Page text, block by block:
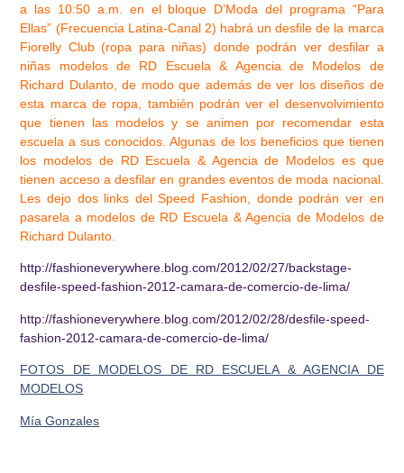
a las 10:50 a.m. en el bloque D’Moda del programa “Para
Ellas” (Frecuencia Latina-Canal 2) habrá un desfile de la marca
Fiorelly Club (ropa para niñas) donde podrán ver desfilar a
niñas modelos de RD Escuela & Agencia de Modelos de
Richard Dulanto, de modo que además de ver los diseños de
esta marca de ropa, también podrán ver el desenvolvimiento
que tienen las modelos y se animen por recomendar esta
escuela a sus conocidos. Algunas de los beneficios que tienen
los modelos de RD Escuela & Agencia de Modelos es que
tienen acceso a desfilar en grandes eventos de moda nacional.
Les dejo dos links del Speed Fashion, donde podrán ver en
pasarela a modelos de RD Escuela & Agencia de Modelos de
Richard Dulanto.
http://fashioneverywhere.blog.com/2012/02/27/backstage-
desfile-speed-fashion-2012-camara-de-comercio-de-lima/
http://fashioneverywhere.blog.com/2012/02/28/desfile-speed-
fashion-2012-camara-de-comercio-de-lima/
FOTOS DE MODELOS DE RD ESCUELA & AGENCIA DE
MODELOS
Mía Gonzales